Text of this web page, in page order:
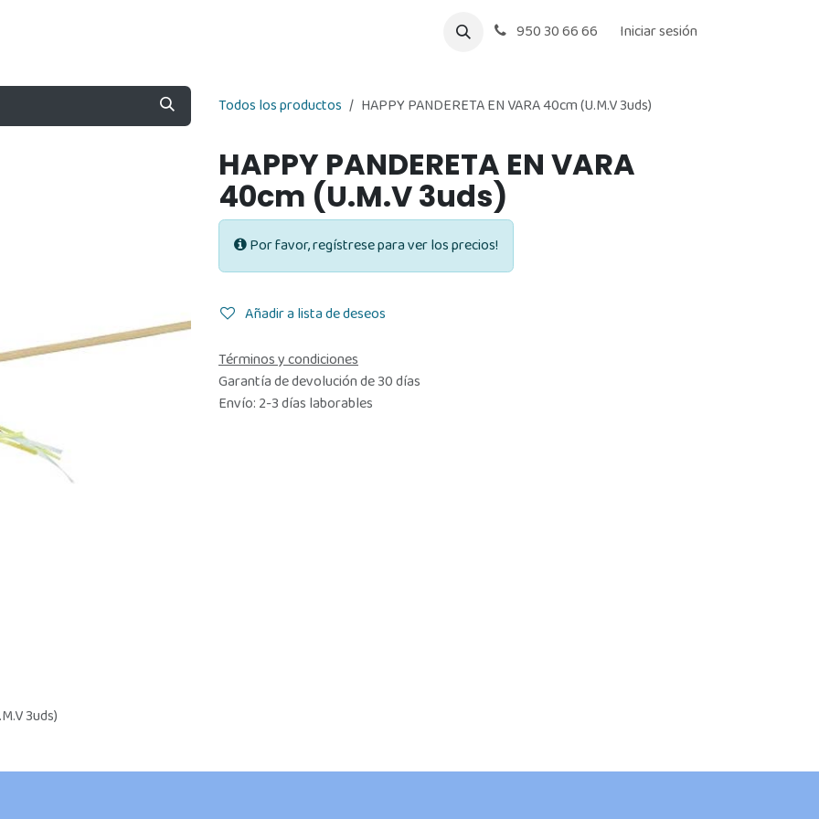
950 30 66 66 Iniciar sesión
Todos los productos HAPPY PANDERETA EN VARA 40cm (U.M.V 3uds)
HAPPY PANDERETA EN VARA
40cm (U.M.V 3uds)
Por favor, regístrese para ver los precios!
Añadir a lista de deseos
Términos y condiciones
Garantía de devolución de 30 días
Envío: 2-3 días laborables
3uds)